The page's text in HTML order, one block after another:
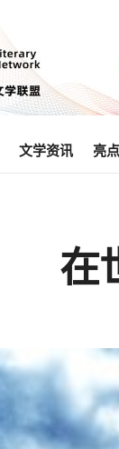
文学资讯 亮
在